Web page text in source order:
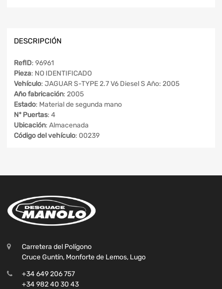
DESCRIPCIÓN
RefID: 96961
Pieza: NO IDENTIFICADO
Vehículo: JAGUAR S-TYPE 2.7 V6 Diesel S Año: 2005
Año fabricación: 2005
Estado: Material de segunda mano
Nº Puertas: 4
Ubicación: Almacenada
Código del vehículo: 00239
Carretera del Polígono
Cruce Guntín, Monforte de Lemos, Lugo
+34 649 206 757
+34 982 40 30 43